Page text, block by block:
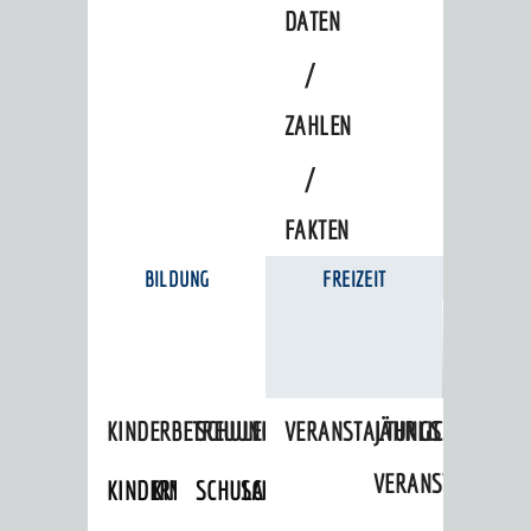
DATEN
/
ZAHLEN
/
FAKTEN
BILDUNG
KINDERBETREUUNG
KINDERTAGESPFLEGE
KINDERKRIPPEN
SCHULEN
SCHULARTEN
SCHULVERWALTUNG
FREIZEIT
VERANSTALTUNGSKALENDER
JÄHRLICHE